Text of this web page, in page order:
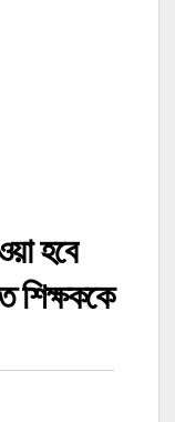
হবে
শিক্ষককে